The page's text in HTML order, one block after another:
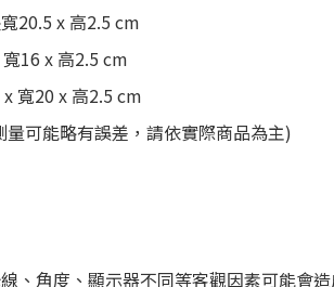
20.5 x 高2.5 cm
16 x 高2.5 cm
寬20 x 高2.5 cm
量可能略有誤差，請依實際商品為主)
、角度、顯示器不同等客觀因素可能會